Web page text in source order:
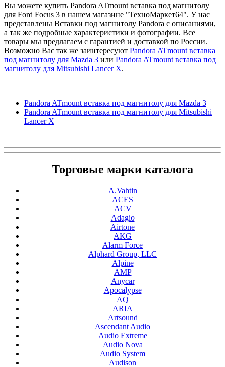
Вы можете купить Pandora ATmount вставка под магнитолу
для Ford Focus 3 в нашем магазине "ТехноМаркет64". У нас
представлены Вставки под магнитолу Pandora с описаниями,
а так же подробные характеристики и фотографии. Все
товары мы предлагаем с гарантией и доставкой по России.
Возможно Вас так же заинтересуют Pandora ATmount вставка
под магнитолу для Mazda 3 или Pandora ATmount вставка под
магнитолу для Mitsubishi Lancer X.
Pandora ATmount вставка под магнитолу для Mazda 3
Pandora ATmount вставка под магнитолу для Mitsubishi
Lancer X
Торговые марки каталога
A.Vahtin
ACES
ACV
Adagio
Airtone
AKG
Alarm Force
Alphard Group, LLC
Alpine
AMP
Anycar
Apocalypse
AQ
ARIA
Artsound
Ascendant Audio
Audio Extreme
Audio Nova
Audio System
Audison